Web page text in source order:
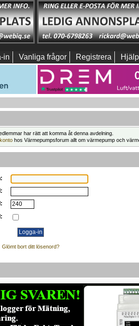
in Vanliga frågor Registrera Hjälp
har rätt att komma åt denna avdelning.
hos Värmepumpsforum allt om värmepump och
Glömt bort ditt lösenord?